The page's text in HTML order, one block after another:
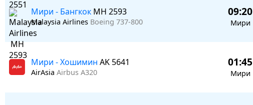
Мири - Бангкок MH 2593
Malaysia Airlines Boeing 737-800
09:20
Мири
Мири - Хошимин AK 5641
AirAsia Airbus A320
01:45
Мири